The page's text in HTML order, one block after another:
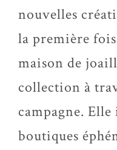
nouvelles
la première
maison de
collection à
campagne.
boutiques